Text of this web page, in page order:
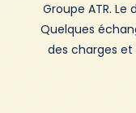
Groupe ATR.
Quelques
des charges